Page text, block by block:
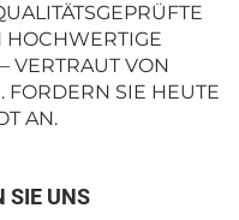
HOCHWERTIGE
VERTRAUT VON
FORDERN SIE HEUTE
AN.
SIE UNS